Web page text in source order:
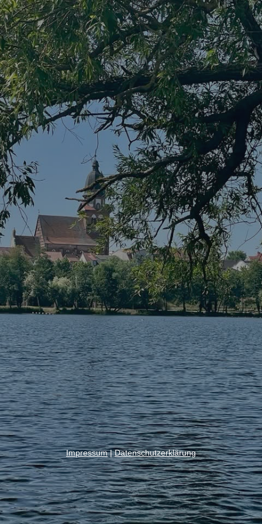
Impressum|Datenschutzerklärung